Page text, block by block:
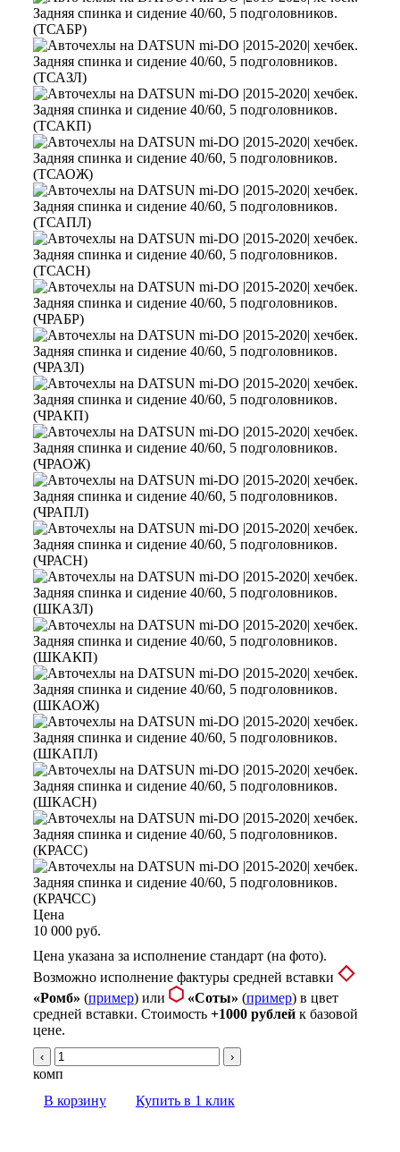
Цена
10 000 руб.
Цена указана за исполнение стандарт (на фото).
Возможно исполнение фактуры средней вставки
«Ромб» (пример) или «Соты» (пример) в цвет
средней вставки. Стоимость +1000 рублейк базовой
цене.
‹ ›
комп
В корзину
Купить в 1 клик